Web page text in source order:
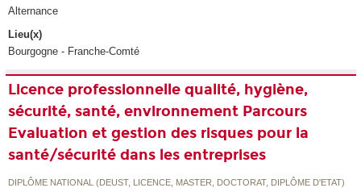
Alternance
Lieu(x)
Bourgogne - Franche-Comté
Licence professionnelle qualité, hygiène,
sécurité, santé, environnement Parcours
Evaluation et gestion des risques pour la
santé/sécurité dans les entreprises
DIPLÔME NATIONAL (DEUST, LICENCE, MASTER, DOCTORAT, DIPLÔME D'ETAT)